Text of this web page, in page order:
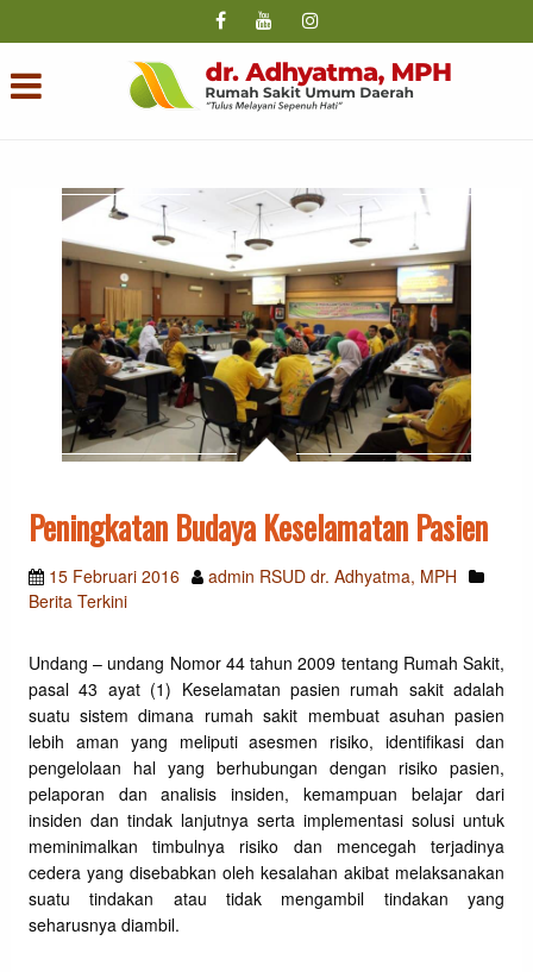
Peningkatan Budaya Keselamatan Pasien
15 Februari 2016
admin RSUD dr. Adhyatma, MPH
Berita Terkini
Undang – undang Nomor 44 tahun 2009 tentang Rumah Sakit,
pasal 43 ayat (1) Keselamatan pasien rumah sakit adalah
suatu sistem dimana rumah sakit membuat asuhan pasien
lebih aman yang meliputi asesmen risiko, identifikasi dan
pengelolaan hal yang berhubungan dengan risiko pasien,
pelaporan dan analisis insiden, kemampuan belajar dari
insiden dan tindak lanjutnya serta implementasi solusi untuk
meminimalkan timbulnya risiko dan mencegah terjadinya
cedera yang disebabkan oleh kesalahan akibat melaksanakan
suatu tindakan atau tidak mengambil tindakan yang
seharusnya diambil.